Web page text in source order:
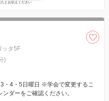
たとお伝えください
ッタ5F
)
・4・5日曜日 ※学会で変更するこ
ダーをご確認ください。